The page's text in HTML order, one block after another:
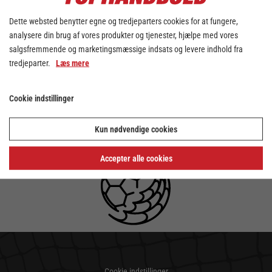
Dette websted benytter egne og tredjeparters cookies for at fungere,
analysere din brug af vores produkter og tjenester, hjælpe med vores
salgsfremmende og marketingsmæssige indsats og levere indhold fra
tredjeparter. Læs mere
Cookie indstillinger
Kun nødvendige cookies
Accepter alle cookies